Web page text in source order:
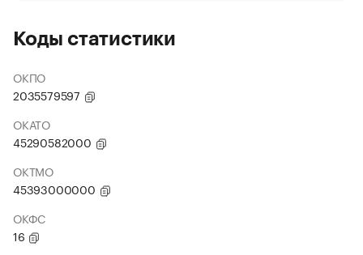
Коды статистики
ОКПО
2035579597
ОКАТО
45290582000
ОКТМО
45393000000
ОКФС
16